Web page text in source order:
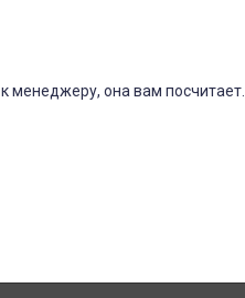
менеджеру, она вам посчитает.